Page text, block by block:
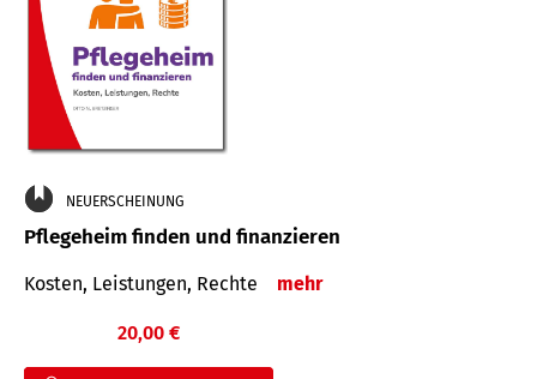
NEUERSCHEINUNG
Pflegeheim finden und finanzieren
Kosten, Leistungen, Rechte mehr
20,00 €